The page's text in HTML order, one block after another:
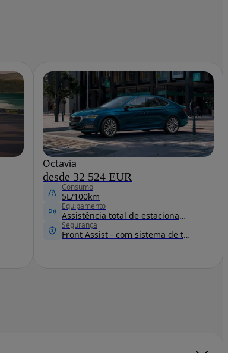
Octavia
desde 32 524 EUR
Consumo
5L/100km
Equipamento
Assistência total de estacionamento
Segurança
Front Assist - com sistema de travagem